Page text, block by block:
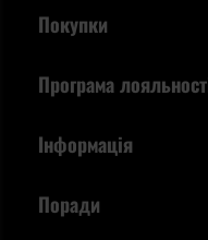
Покупки
Способи оплати
Статус замовлення
Програма
Увійдіть в систему
Інформація
Поради